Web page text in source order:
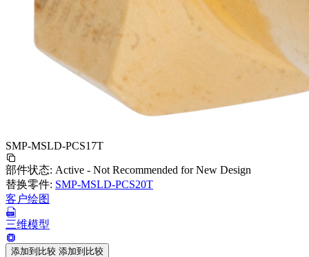
SMP-MSLD-PCS17T
部件状态: Active - Not Recommended for New Design
替换零件: SMP-MSLD-PCS20T
客户绘图
三维模型
添加到比较 添加到比较